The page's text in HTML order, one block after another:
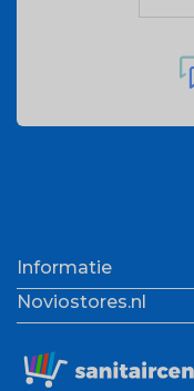
Informatie
Noviostores.nl